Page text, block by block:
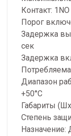
Контакт: 1NO
Порог
Задержка
сек
Задержка
Диапазон
+50°С
Габариты
Степень
Назначение: